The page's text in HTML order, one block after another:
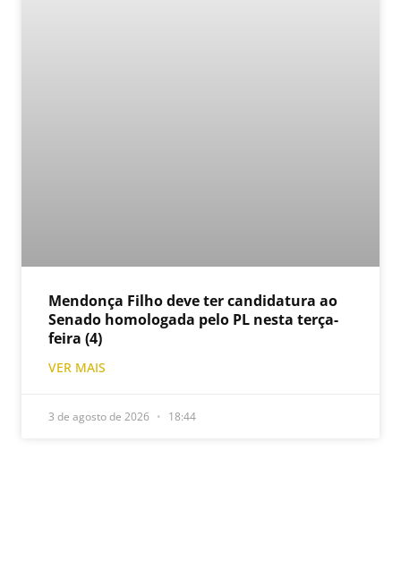
Mendonça Filho deve ter candidatura ao
Senado homologada pelo PL nesta terça-
feira (4)
VER MAIS
3 de agosto de 2026 18:44